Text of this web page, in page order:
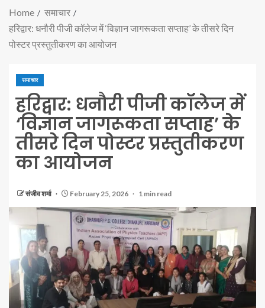
Home
समाचार
हरिद्वार: धनौरी पीजी कॉलेज में ‘विज्ञान जागरूकता सप्ताह’ के तीसरे दिन
पोस्टर प्रस्तुतीकरण का आयोजन
समाचार
हरिद्वार: धनौरी पीजी कॉलेज में
‘विज्ञान जागरूकता सप्ताह’ के
तीसरे दिन पोस्टर प्रस्तुतीकरण
का आयोजन
संजीव शर्मा February 25, 2026 1 min read